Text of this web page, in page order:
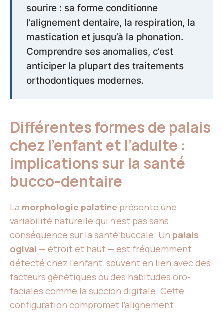
sourire : sa forme conditionne
l’alignement dentaire, la respiration, la
mastication et jusqu’à la phonation.
Comprendre ses anomalies, c’est
anticiper la plupart des traitements
orthodontiques modernes.
Différentes formes de palais
chez l’enfant et l’adulte :
implications sur la santé
bucco-dentaire
La morphologie palatine présente une
variabilité naturelle qui n’est pas sans
conséquence sur la santé buccale. Un palais
ogival — étroit et haut — est fréquemment
détecté chez l’enfant, souvent en lien avec des
facteurs génétiques ou des habitudes oro-
faciales comme la succion digitale. Cette
configuration compromet l’alignement